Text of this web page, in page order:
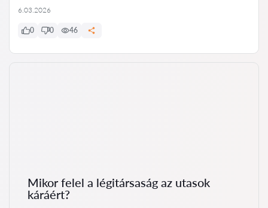
6.03.2026
0 0 46
Mikor felel a légitársaság az utasok
káráért?